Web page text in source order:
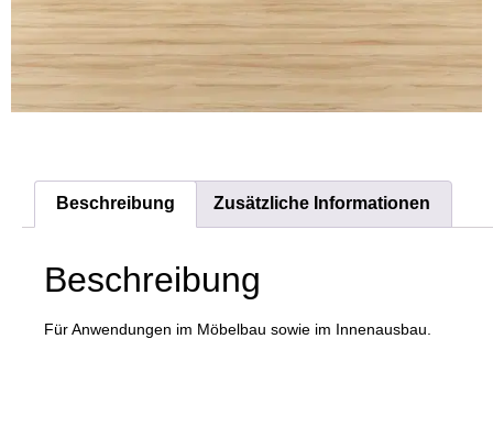
Beschreibung Zusätzliche Informationen
Beschreibung
Für Anwendungen im Möbelbau sowie im Innenausbau.